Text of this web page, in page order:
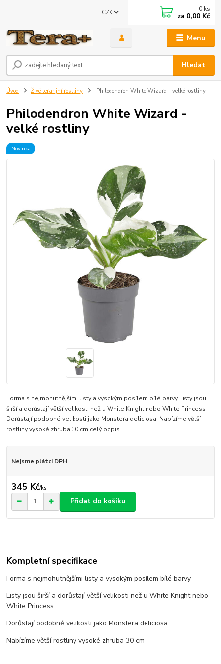
Menu
CZK
Hledat
0 ks
za 0,00 Kč
Úvod Živé terarijní rostliny Philodendron White Wizard - velké rostliny
Philodendron White Wizard -
velké rostliny
Novinka
Forma s nejmohutnějšími listy a vysokým posílem bílé barvy Listy jsou
širší a dorůstají větší velikosti než u White Knight nebo White Princess
Dorůstají podobné velikosti jako Monstera deliciosa. Nabízíme větší
rostliny vysoké zhruba 30 cm celý popis
Nejsme plátci DPH
345 Kč/ks
Přidat do košíku
Kompletní specifikace
Forma s nejmohutnějšími listy a vysokým posílem bílé barvy
Listy jsou širší a dorůstají větší velikosti než u White Knight nebo
White Princess
Dorůstají podobné velikosti jako Monstera deliciosa.
Nabízíme větší rostliny vysoké zhruba 30 cm